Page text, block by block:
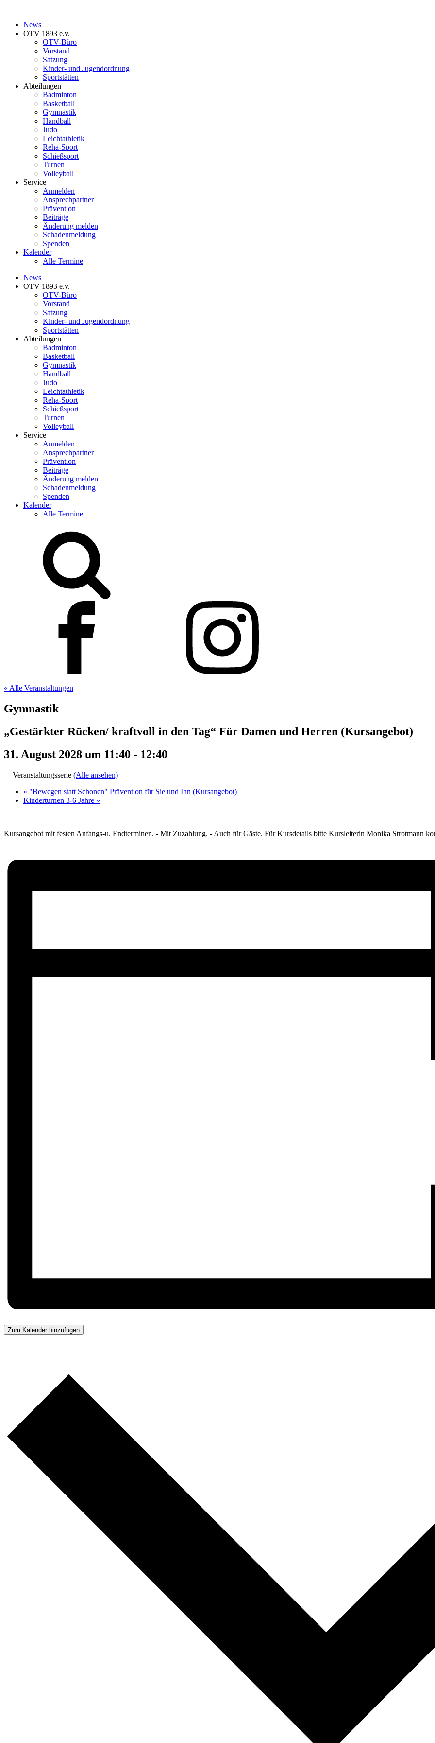
News
OTV 1893 e.v.
OTV-Büro
Vorstand
Satzung
Kinder- und Jugendordnung
Sportstätten
Abteilungen
Badminton
Basketball
Gymnastik
Handball
Judo
Leichtathletik
Reha-Sport
Schießsport
Turnen
Volleyball
Service
Anmelden
Ansprechpartner
Prävention
Beiträge
Änderung melden
Schadenmeldung
Spenden
Kalender
Alle Termine
News
OTV 1893 e.v.
OTV-Büro
Vorstand
Satzung
Kinder- und Jugendordnung
Sportstätten
Abteilungen
Badminton
Basketball
Gymnastik
Handball
Judo
Leichtathletik
Reha-Sport
Schießsport
Turnen
Volleyball
Service
Anmelden
Ansprechpartner
Prävention
Beiträge
Änderung melden
Schadenmeldung
Spenden
Kalender
Alle Termine
« Alle Veranstaltungen
Gymnastik
„Gestärkter Rücken/ kraftvoll in den Tag“ Für Damen und Herren (Kursangebot)
31. August 2028 um 11:40 - 12:40
Veranstaltungsserie (Alle ansehen)
« "Bewegen statt Schonen" Prävention für Sie und Ihn (Kursangebot)
Kinderturnen 3-6 Jahre »
Kursangebot mit festen Anfangs-u. Endterminen. - Mit Zuzahlung. - Auch für Gäste. Für Kursdetails bitte Kursleiterin Monika Strotmann
Zum Kalender hinzufügen